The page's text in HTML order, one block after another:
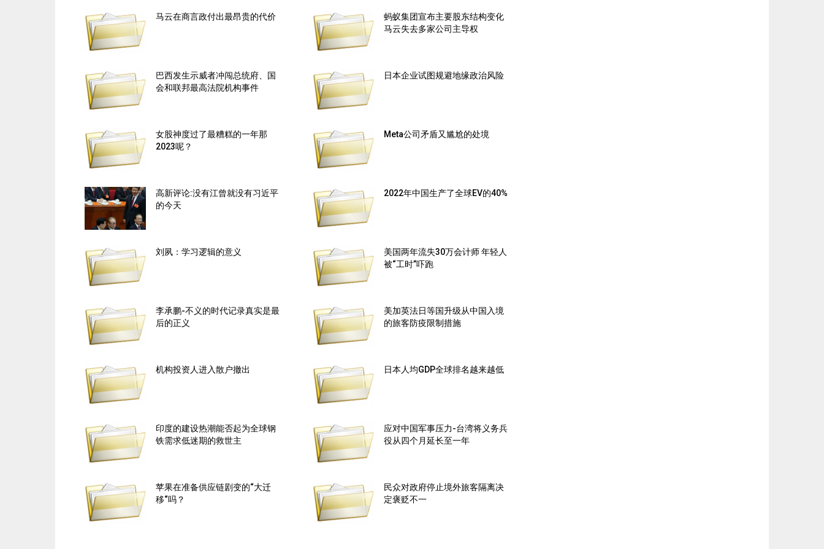
马云在商言政付出最昂贵的代价
蚂蚁集团宣布主要股东结构变化
马云失去多家公司主导权
巴西发生示威者冲闯总统府、国
会和联邦最高法院机构事件
日本企业试图规避地缘政治风险
女股神度过了最糟糕的一年那
2023呢？
Meta公司矛盾又尴尬的处境
高新评论:没有江曾就没有习近平
的今天
2022年中国生产了全球EV的40%
刘夙：学习逻辑的意义
美国两年流失30万会计师 年轻人
被“工时”吓跑
李承鹏-不义的时代记录真实是最
后的正义
美加英法日等国升级从中国入境
的旅客防疫限制措施
机构投资人进入散户撤出 日本人均GDP全球排名越来越低
印度的建设热潮能否起为全球钢
铁需求低迷期的救世主
应对中国军事压力-台湾将义务兵
役从四个月延长至一年
苹果在准备供应链剧变的“大迁
移“吗？
民众对政府停止境外旅客隔离决
定褒贬不一